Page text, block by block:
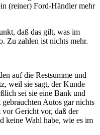
(reiner) Ford-Händler mehr
daß das gilt, was im
Zu zahlen ist nichts mehr.
auf die Restsumme und
weil sie sagt, der Kunde
sei sie eine Bank und
Autos gar nichts
Gericht vor, daß der
keine Wahl habe, wie es im